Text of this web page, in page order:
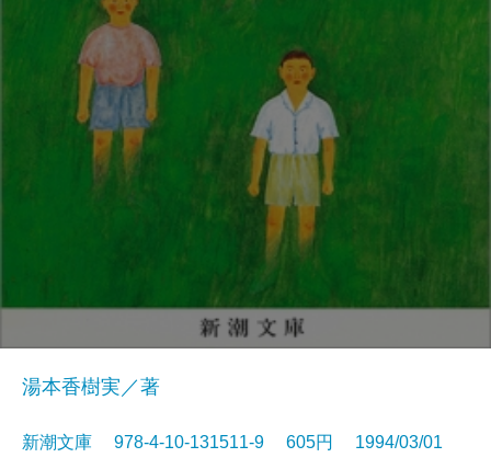
湯本香樹実／著
新潮文庫 978-4-10-131511-9 605円 1994/03/01